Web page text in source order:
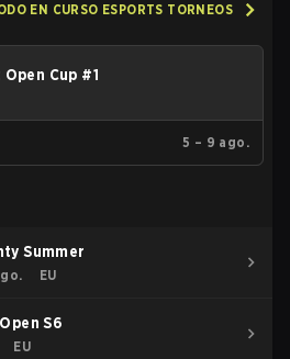
EN CURSO ESPORTS TORNEOS
Cup #1
5 – 9 ago.
Summer
EU
S6
EU